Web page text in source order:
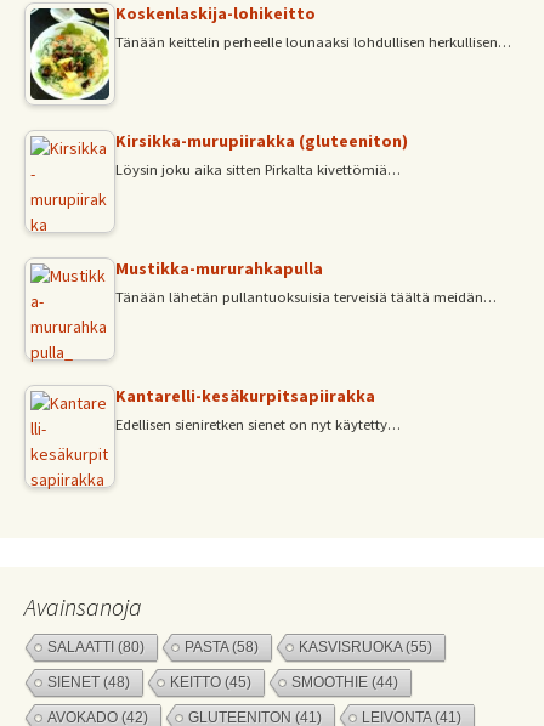
Koskenlaskija-lohikeitto
Tänään keittelin perheelle lounaaksi lohdullisen herkullisen…
Kirsikka-murupiirakka (gluteeniton)
Löysin joku aika sitten Pirkalta kivettömiä…
Mustikka-mururahkapulla
Tänään lähetän pullantuoksuisia terveisiä täältä meidän…
Kantarelli-kesäkurpitsapiirakka
Edellisen sieniretken sienet on nyt käytetty…
Avainsanoja
SALAATTI (80) PASTA(58) KASVISRUOKA(55)
SIENET (48) KEITTO (45) SMOOTHIE (44)
AVOKADO (42) GLUTEENITON (41) LEIVONTA(41)